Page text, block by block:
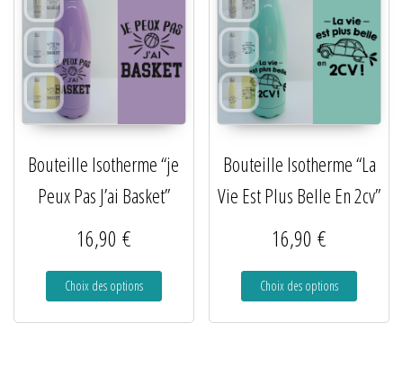
Bouteille Isotherme “je
Peux Pas J’ai Basket”
16,90 €
Choix des options
Bouteille Isotherme “La
Vie Est Plus Belle En 2cv”
16,90€
Choix des options